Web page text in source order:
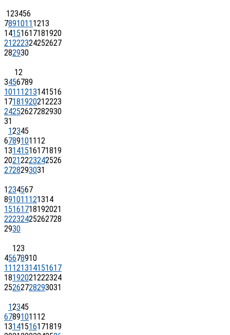
123456
7891011 1213
14151617181920
21222324252627
282930
12
3456789
1011 1213141516
17181920212223
24252627282930
31
12345
67891011 12
13141516171819
20212223242526
2728293031
1234567
891011 121314
15161718192021
22232425262728
2930
123
45678910
11 121314151617
18192021222324
25262728293031
12345
67891011 12
13141516171819